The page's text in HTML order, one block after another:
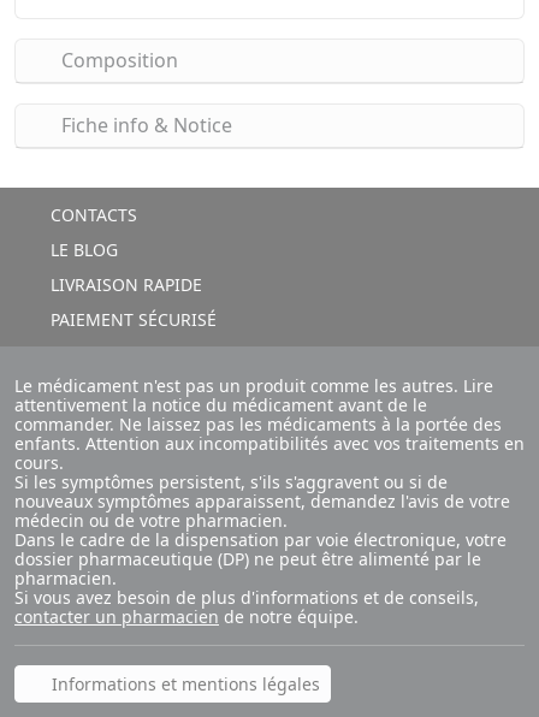
Composition
Fiche info & Notice
CONTACTS
LE BLOG
LIVRAISON RAPIDE
PAIEMENT SÉCURISÉ
Le médicament n'est pas un produit comme les autres. Lire
attentivement la notice du médicament avant de le
commander. Ne laissez pas les médicaments à la portée des
enfants. Attention aux incompatibilités avec vos traitements en
cours.
Si les symptômes persistent, s'ils s'aggravent ou si de
nouveaux symptômes apparaissent, demandez l'avis de votre
médecin ou de votre pharmacien.
Dans le cadre de la dispensation par voie électronique, votre
dossier pharmaceutique (DP) ne peut être alimenté par le
pharmacien.
Si vous avez besoin de plus d'informations et de conseils,
contacter un pharmacien de notre équipe.
Informations et mentions légales